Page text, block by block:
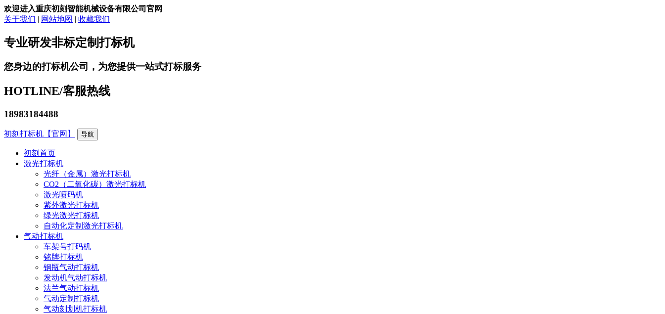
欢迎进入重庆初刻智能机械设备有限公司官网
关于我们 | 网站地图 | 收藏我们
专业研发非标定制打标机
您身边的打标机公司，为您提供一站式打标服务
HOTLINE/客服热线
18983184488
初刻打标机【官网】 导航
初刻首页
激光打标机
光纤（金属）激光打标机
CO2（二氧化碳）激光打标机
激光喷码机
紫外激光打标机
绿光激光打标机
自动化定制激光打标机
气动打标机
车架号打码机
铭牌打标机
钢瓶气动打标机
发动机气动打标机
法兰气动打标机
气动定制打标机
气动刻划机打标机